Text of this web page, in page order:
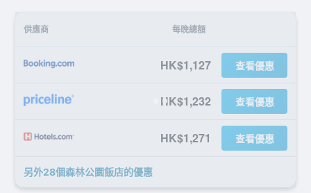
供應商 每晚總額
HK$1,127 查看優惠
HK$1,232 查看優惠
HK$1,271 查看優惠
另外28個森林公園飯店​的優惠